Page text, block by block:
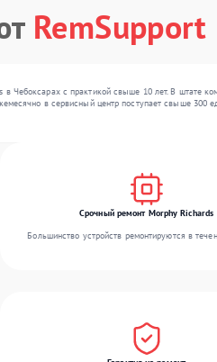
RemSupport
Чебоксарах с практикой свыше 10 лет. В штате
в сервисный центр поступает свыше 300
Срочный ремонт Morphy Richards
Большинство устройств ремонтируются в